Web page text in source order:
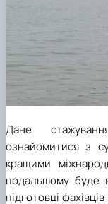
Дане
ознайомитися з
кращими
подальшому буде
підготовці